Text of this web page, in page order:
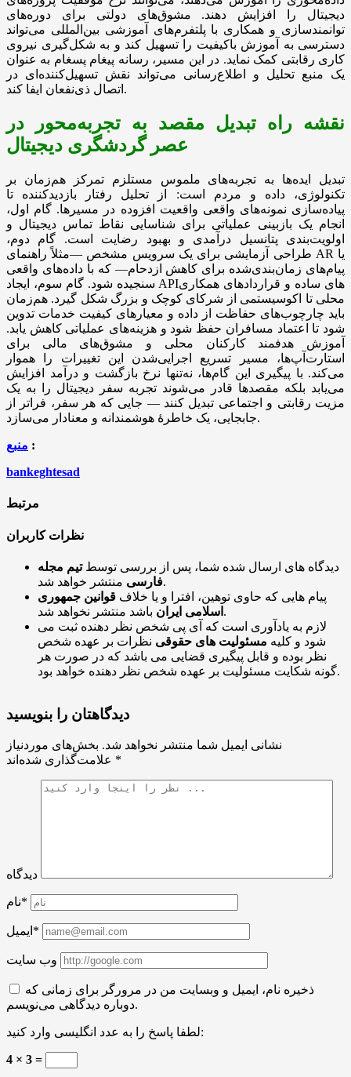
دیجیتال را افزایش دهند. مشوق‌های دولتی برای دوره‌های
توانمندسازی و همکاری با پلتفرم‌های آموزشی بین‌المللی می‌تواند
دسترسی به آموزش باکیفیت را تسهیل کند و به شکل‌گیری نیروی
کاری رقابتی کمک نماید. در این مسیر، رسانه پیغام پسغام به عنوان
یک منبع تحلیل و اطلاع‌رسانی می‌تواند نقش تسهیل‌کننده‌ای در
اتصال ذی‌نفعان ایفا کند.
نقشه راه تبدیل مقصد به تجربه‌محور در
عصر گردشگری دیجیتال
تبدیل ایده‌ها به تجربه‌های ملموس مستلزم تمرکز هم‌زمان بر
تکنولوژی، داده و مردم است: از تحلیل رفتار بازدیدکننده تا
پیاده‌سازی نمونه‌های واقعی واقعیت افزوده در مسیرها. گام اول،
انجام یک بازبینی عملیاتی برای شناسایی نقاط تماس دیجیتال و
اولویت‌بندی پتانسیل درآمدی و بهبود رضایت است. گام دوم،
طراحی آزمایشی برای یک سرویس مشخص —مثلاً راهنمای AR یا
پیام‌های زمان‌بندی‌شده برای کاهش ازدحام— که با داده‌های واقعی
سنجیده شود. گام سوم، ایجاد APIهای ساده و قراردادهای همکاری
محلی تا اکوسیستمی از شرکای کوچک و بزرگ شکل گیرد. هم‌زمان
باید چارچوب‌های حفاظت از داده و معیارهای کیفیت خدمات تدوین
شود تا اعتماد مسافران حفظ شود و هزینه‌های عملیاتی کاهش یابد.
آموزش هدفمند کارکنان محلی و مشوق‌های مالی برای
استارت‌آپ‌ها، مسیر تسریع اجرایی‌شدن این تغییرات را هموار
می‌کند. با پیگیری این گام‌ها، نه‌تنها نرخ بازگشت و درآمد افزایش
می‌یابد بلکه مقصدها قادر می‌شوند تجربه سفر دیجیتال را به یک
مزیت رقابتی و اجتماعی تبدیل کنند — جایی که هر سفر، فراتر از
جابجایی، یک خاطرهٔ هوشمندانه و معنادار می‌سازد.
منبع :
bankeghtesad
مرتبط
نظرات کاربران
دیدگاه های ارسال شده شما، پس از بررسی توسطتیم مجله
فارسیمنتشر خواهد شد.
پیام هایی که حاوی توهین، افترا و یا خلاف قوانین جمهوری
اسلامی ایران باشد منتشر نخواهد شد.
لازم به یادآوری است که آی پی شخص نظر دهنده ثبت می
شود و کلیه مسئولیت های حقوقی نظرات بر عهده شخص
نظر بوده و قابل پیگیری قضایی می باشد که در صورت هر
گونه شکایت مسئولیت بر عهده شخص نظر دهنده خواهد بود.
دیدگاهتان را بنویسید
نشانی ایمیل شما منتشر نخواهد شد. بخش‌های موردنیاز
*
دیدگاه
نام*
ایمیل*
وب سایت
ذخیره نام، ایمیل و وبسایت من در مرورگر برای زمانی که
دوباره دیدگاهی می‌نویسم.
لطفا پاسخ را به عدد انگلیسی وارد کنید:
4 × 3 =